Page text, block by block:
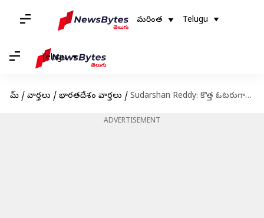
మరింత Telugu
Telugu
హోమ్ / వార్తలు / భారతదేశం వార్తలు / Sudarshan Reddy: కొత్త ఓటరుగా నమోదుకు, జాబితాల్లో సవరణలకు ఈనెల 28 వరకు అవకాశం: చీఫ్‌ ఎలక్టోరల్‌ అధికారి
ADVERTISEMENT